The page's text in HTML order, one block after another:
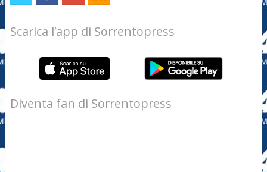
Scarica l’app di Sorrentopress
Diventa fan di Sorrentopress